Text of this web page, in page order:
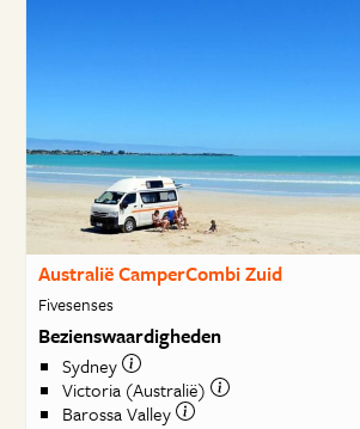
Australië CamperCombi Zuid
Fivesenses
Bezienswaardigheden
Sydney
Victoria (Australië)
Barossa Valley